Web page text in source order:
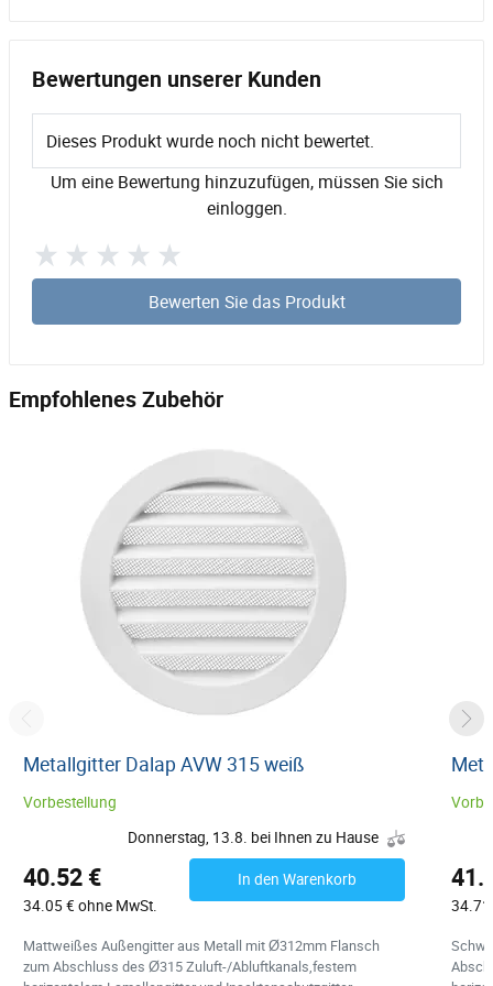
Bewertungen unserer Kunden
Dieses Produkt wurde noch nicht bewertet.
Um eine Bewertung hinzuzufügen, müssen Sie sich
einloggen.
Bewerten Sie das Produkt
Empfohlenes Zubehör
Metallgitter Dalap AVW 315 weiß
Vorbestellung
Donnerstag, 13.8. bei Ihnen zu Hause
40.52 €
34.05 € ohne MwSt.
In den Warenkorb
Mattweißes Außengitter aus Metall mit Ø312mm Flansch
zum Abschluss des Ø315 Zuluft-/Abluftkanals,festem
34.71